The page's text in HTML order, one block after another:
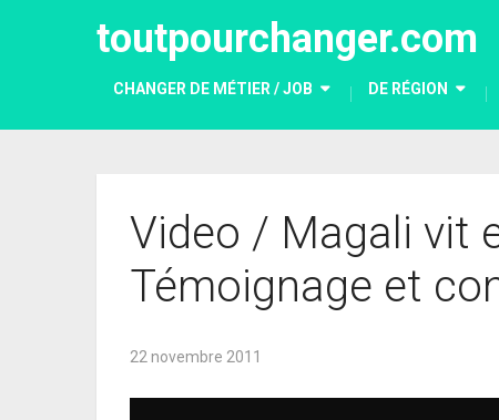
toutpourchanger.com
CHANGER DE MÉTIER / JOB DE RÉGION
Video / Magali vit
Témoignage et
22 novembre 2011